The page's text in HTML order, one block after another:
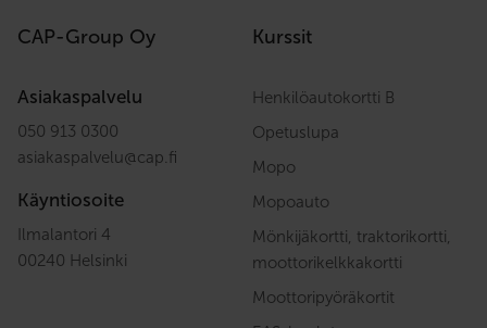
CAP-Group Oy
Asiakaspalvelu
050 913 0300
asiakaspalvelu@cap.fi
Käyntiosoite
Ilmalantori 4
00240 Helsinki
Kurssit
Henkilöautokortti B
Opetuslupa
Mopo
Mopoauto
Mönkijäkortti, traktorikortti,
moottorikelkkakortti
Moottoripyöräkortit